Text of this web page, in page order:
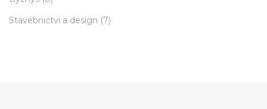
Stavebnictvi a design (7)